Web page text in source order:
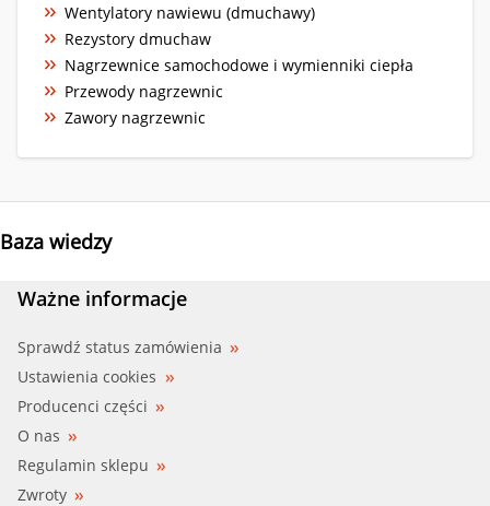
Wentylatory nawiewu (dmuchawy)
Rezystory dmuchaw
Nagrzewnice samochodowe i wymienniki ciepła
Przewody nagrzewnic
Zawory nagrzewnic
Baza wiedzy
Ważne informacje
Sprawdź status zamówienia
Ustawienia cookies
Producenci części
O nas
Regulamin sklepu
Zwroty